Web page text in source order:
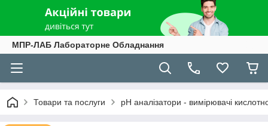
МПР-ЛАБ Лабораторне Обладнання
Товари та послуги рН аналізатори - вимірювачі